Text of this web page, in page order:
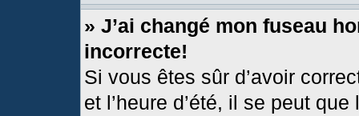
» J’ai changé mon fuseau
incorrecte!
Si vous êtes sûr d’avoir
et l’heure d’été, il se peut